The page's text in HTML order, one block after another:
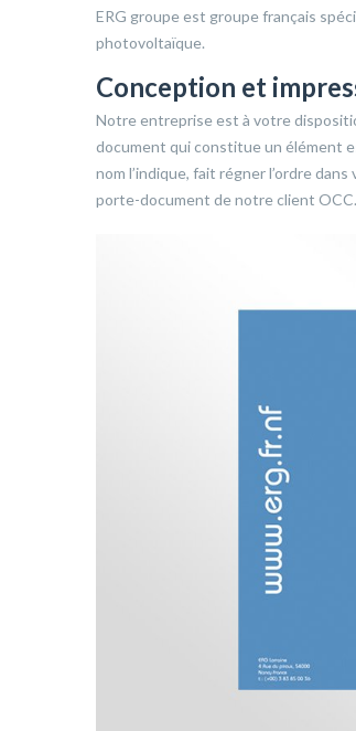
ERG groupe est groupe français
photovoltaïque.
Conception et
Notre entreprise est à votre
document qui constitue un élément
nom l’indique, fait régner l’ordre
porte-document de notre client OCC.